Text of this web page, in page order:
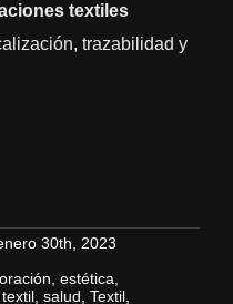
textiles
trazabilidad y
30th, 2023
estética
, salud Textil,